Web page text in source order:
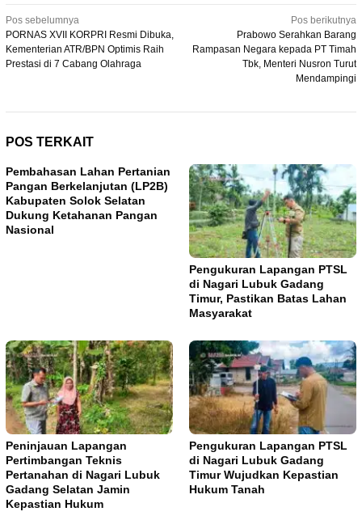
Navigasi
pos
Pos sebelumnya
PORNAS XVII KORPRI Resmi Dibuka,
Kementerian ATR/BPN Optimis Raih
Prestasi di 7 Cabang Olahraga
Pos berikutnya
Prabowo Serahkan Barang
Rampasan Negara kepada PT Timah
Tbk, Menteri Nusron Turut
Mendampingi
POS TERKAIT
Pembahasan Lahan Pertanian
Pangan Berkelanjutan (LP2B)
Kabupaten Solok Selatan
Dukung Ketahanan Pangan
Nasional
Pengukuran Lapangan PTSL
di Nagari Lubuk Gadang
Timur, Pastikan Batas Lahan
Masyarakat
Peninjauan Lapangan
Pertimbangan Teknis
Pertanahan di Nagari Lubuk
Gadang Selatan Jamin
Kepastian Hukum
Pengukuran Lapangan PTSL
di Nagari Lubuk Gadang
Timur Wujudkan Kepastian
Hukum Tanah